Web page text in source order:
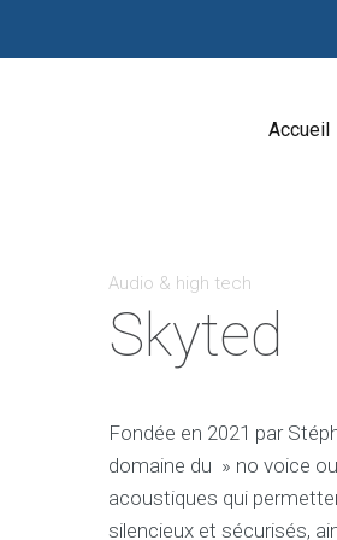
Accueil
Audio & high tech
Skyted
Fondée en 2021 par
domaine du » no voice
acoustiques qui
silencieux et sécurisés,